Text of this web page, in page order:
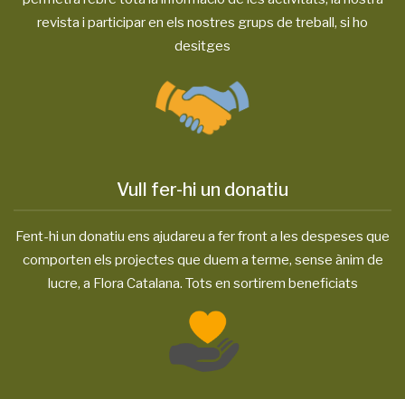
revista i participar en els nostres grups de treball, si ho
desitges
Vull fer-hi un donatiu
Fent-hi un donatiu ens ajudareu a fer front a les despeses que
comporten els projectes que duem a terme, sense ànim de
lucre, a Flora Catalana. Tots en sortirem beneficiats